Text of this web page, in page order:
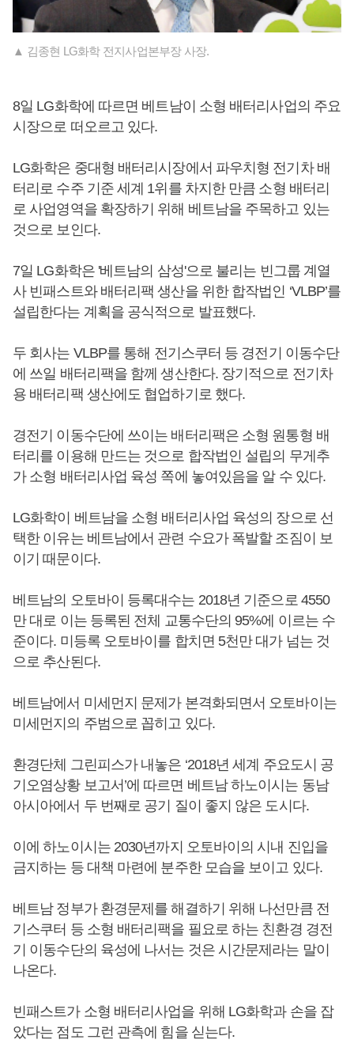
▲ 김종현 LG화학 전지사업본부장 사장.
8일 LG화학에 따르면 베트남이 소형 배터리사업의 주요
시장으로 떠오르고 있다.
LG화학은 중대형 배터리시장에서 파우치형 전기차 배
터리로 수주 기준 세계 1위를 차지한 만큼 소형 배터리
로 사업영역을 확장하기 위해 베트남을 주목하고 있는
것으로 보인다.
7일 LG화학은 '베트남의 삼성'으로 불리는 빈그룹 계열
사 빈패스트와 배터리팩 생산을 위한 합작법인 ‘VLBP’를
설립한다는 계획을 공식적으로 발표했다.
두 회사는 VLBP를 통해 전기스쿠터 등 경전기 이동수단
에 쓰일 배터리팩을 함께 생산한다. 장기적으로 전기차
용 배터리팩 생산에도 협업하기로 했다.
경전기 이동수단에 쓰이는 배터리팩은 소형 원통형 배
터리를 이용해 만드는 것으로 합작법인 설립의 무게추
가 소형 배터리사업 육성 쪽에 놓여있음을 알 수 있다.
LG화학이 베트남을 소형 배터리사업 육성의 장으로 선
택한 이유는 베트남에서 관련 수요가 폭발할 조짐이 보
이기 때문이다.
베트남의 오토바이 등록대수는 2018년 기준으로 4550
만 대로 이는 등록된 전체 교통수단의 95%에 이르는 수
준이다. 미등록 오토바이를 합치면 5천만 대가 넘는 것
으로 추산된다.
베트남에서 미세먼지 문제가 본격화되면서 오토바이는
미세먼지의 주범으로 꼽히고 있다.
환경단체 그린피스가 내놓은 ‘2018년 세계 주요도시 공
기오염상황 보고서’에 따르면 베트남 하노이시는 동남
아시아에서 두 번째로 공기 질이 좋지 않은 도시다.
이에 하노이시는 2030년까지 오토바이의 시내 진입을
금지하는 등 대책 마련에 분주한 모습을 보이고 있다.
베트남 정부가 환경문제를 해결하기 위해 나선만큼 전
기스쿠터 등 소형 배터리팩을 필요로 하는 친환경 경전
기 이동수단의 육성에 나서는 것은 시간문제라는 말이
나온다.
빈패스트가 소형 배터리사업을 위해 LG화학과 손을 잡
았다는 점도 그런 관측에 힘을 싣는다.